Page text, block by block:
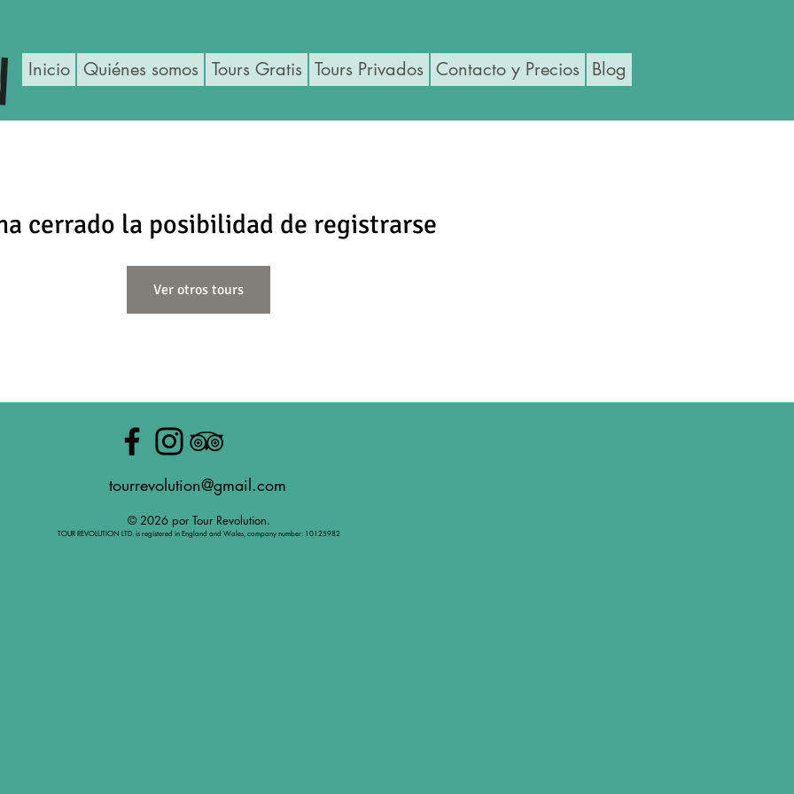
Inicio Quiénes somos Tours Gratis Tours Privados Contacto y Precios Blog
cerrado la posibilidad de registrarse
Ver otros tours
tourrevolution@gmail.com
© 2026 por Tour Revolution.
TOUR REVOLUTION LTD. is registered in England and Wales, company number: 10125982